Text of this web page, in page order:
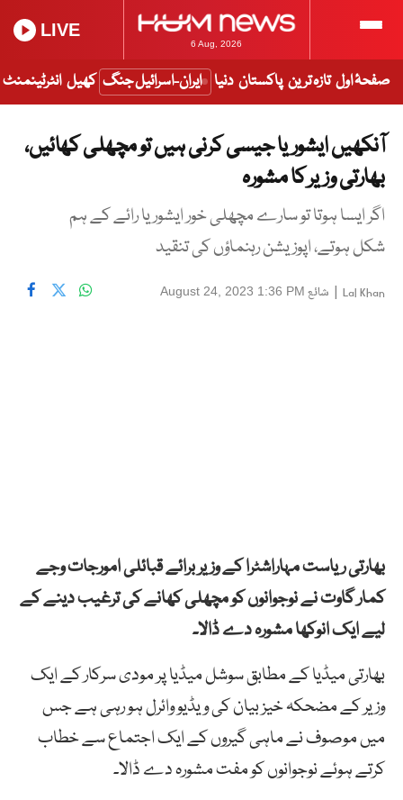
6 Aug, 2026
LIVE
صفحۂ اول تازہ ترین پاکستان دنیا ایران-اسرائیل جنگ کھیل انٹرٹینمنٹ
آنکھیں ایشوریا جیسی کرنی ہیں تو مچھلی کھائیں،
بھارتی وزیر کا مشورہ
اگر ایسا ہوتا تو سارے مچھلی خور ایشوریا رائے کے ہم
شکل ہوتے، اپوزیشن رہنماؤں کی تنقید
Lal Khan
| شائع August 24, 2023 1:36 PM
بھارتی ریاست مہاراشٹرا کے وزیر برائے قبائلی امورجات وجے
کمار گاوت نے نوجوانوں کو مچھلی کھانے کی ترغیب دینے کے
لیے ایک انوکھا مشورہ دے ڈالا۔
بھارتی میڈیا کے مطابق سوشل میڈیا پر مودی سرکار کے ایک
وزیر کے مضحکہ خیز بیان کی ویڈیو وائرل ہو رہی ہے جس
میں موصوف نے ماہی گیروں کے ایک اجتماع سے خطاب
کرتے ہوئے نوجوانوں کو مفت مشورہ دے ڈالا۔